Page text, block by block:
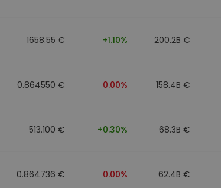
1658.55 € +1.10% 200.2B €
0.864550 € 0.00% 158.4B €
513.100 € +0.30% 68.3B €
0.864736 € 0.00% 62.4B €